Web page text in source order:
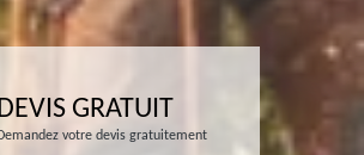
DEVIS GRATUIT
Demandez votre devis gratuitement